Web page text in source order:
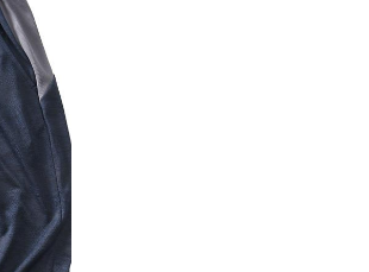
品は有料（500円+税）となります。）
れている等)
色味が若干異なる場合がございます。予めご了承ください
様にご迷惑をお掛けしてしまう場合がございます。その